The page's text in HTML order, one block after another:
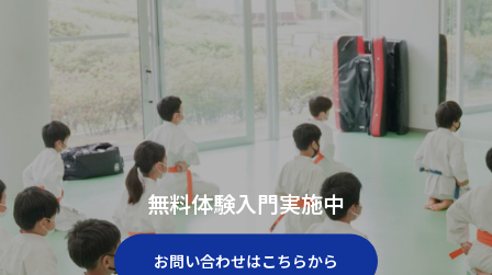
無料体験入門実施中
お問い合わせはこちらから